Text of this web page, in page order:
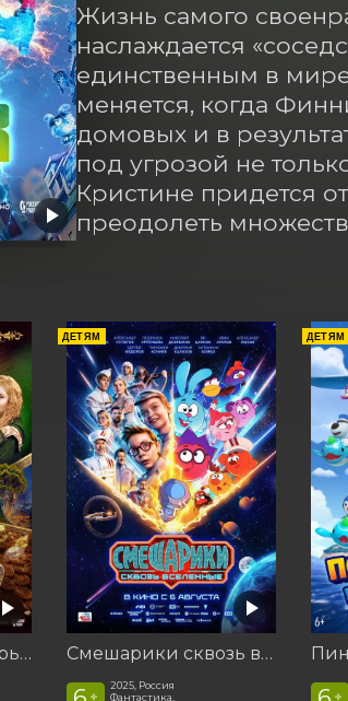
Жизнь самого
наслаждается
единственным в
меняется, когда
домовых и в
под угрозой не
Кристине придется
преодолеть
Последний богатырь. Колобок
ДЕТЯМ
Смешарики сквозь вселенные
+
2025, Россия
Фантастика,
ДЕТЯМ
+